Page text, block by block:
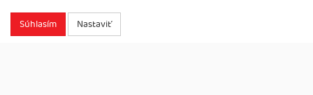
Copyright2026 ©Brel, s.r.o.
Súhlasím Nastaviť